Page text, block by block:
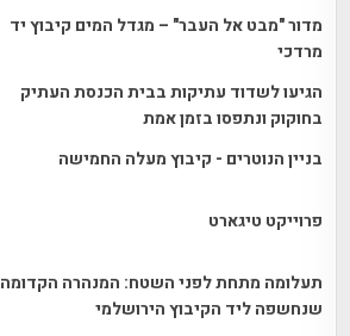
מדור "מבט אל העבר" – מגדל המים קיבוץ יד
מרדכי
הגיעו לשדוד עתיקות בבית הכנסת העתיק
בחוקוק ונתפסו בזמן אמת
בניין הנוטרים - קיבוץ מעלה החמישה
פרוייקט טיגארט
תעלומה מתחת לפני השטח: המנהרה הקדומה
שנחשפה ליד הקיבוץ הירושלמי